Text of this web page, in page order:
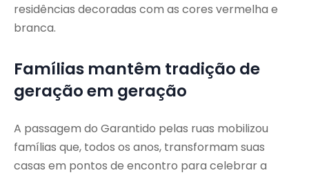
residências decoradas com as cores vermelha e
branca.
Famílias mantêm tradição de
geração em geração
A passagem do Garantido pelas ruas mobilizou
famílias que, todos os anos, transformam suas
casas em pontos de encontro para celebrar a